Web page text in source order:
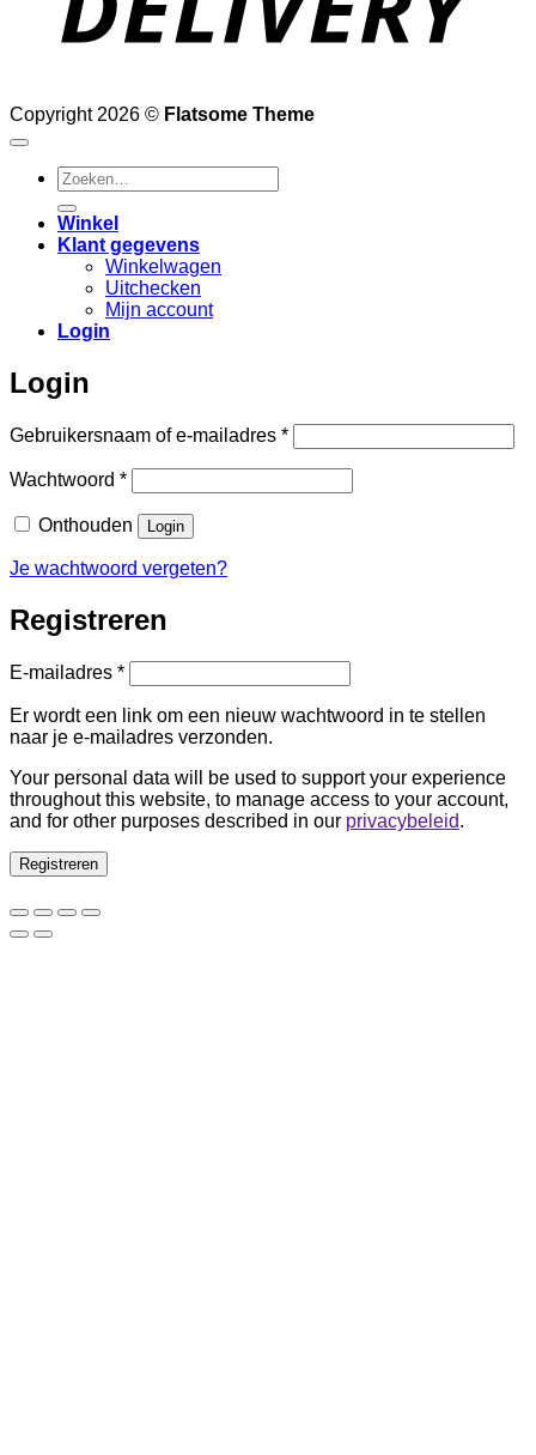
Copyright 2026 © Flatsome Theme
Zoeken
naar:
Winkel
Klant gegevens
Winkelwagen
Uitchecken
Mijn account
Login
Login
Gebruikersnaam of e-mailadres *Vereist
Wachtwoord *Vereist
Onthouden Login
Je wachtwoord vergeten?
Registreren
E-mailadres *Vereist
Er wordt een link om een nieuw wachtwoord in te stellen
naar je e-mailadres verzonden.
Your personal data will be used to support your experience
throughout this website, to manage access to your account,
and for other purposes described in our privacybeleid.
Registreren